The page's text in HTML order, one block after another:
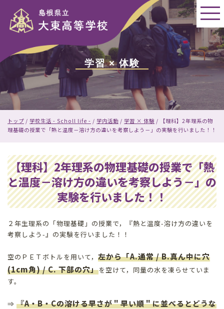
学習 × 体験
現
在
置：
トップ / 学校生活 - Scholl life - / 学内活動 / 学習 × 体験 /
【理科】2年理系の物
理基礎の授業で「熱と温度－溶け方の違いを考察しよう－」の実験を行いました！！
【理科】2年理系の物理基礎の授業で「熱
と温度－溶け方の違いを考察しよう－」の
実験を行いました！！
２年生理系の「物理基礎」の授業で，『熱と温度-溶け方の違いを
考察しよう-』の実験を行いました！！
空のＰＥＴボトルを用いて， 左から「A.通常 / B.真ん中に穴
(1cm角) / C. 下部の穴」を空けて，同量の水を凍らせていま
す。
⇒ 『A・B・Cの溶ける早さが＂早い順＂に並べるとどうな